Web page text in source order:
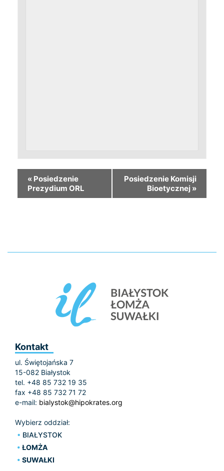
« Posiedzenie
Prezydium ORL
Posiedzenie Komisji
Bioetycznej »
Kontakt
ul. Świętojańska 7
15-082 Białystok
tel. +48 85 732 19 35
fax +48 85 732 71 72
e-mail: bialystok@hipokrates.org
Wybierz oddział:
BIAŁYSTOK
ŁOMŻA
SUWAŁKI